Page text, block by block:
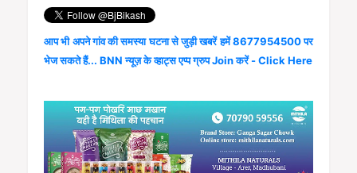
आप भी अपने गांव की समस्या घटना से जुड़ी खबरें हमें 8677954500 पर
भेज सकते हैं... BNN न्यूज़ के व्हाट्स एप्प ग्रुप Join करें - Click Here